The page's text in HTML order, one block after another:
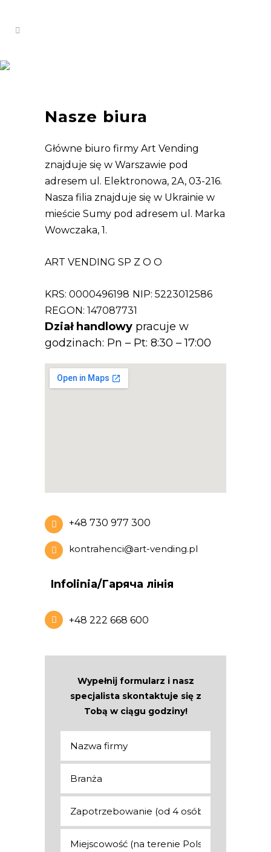
Nasze biura
Główne biuro firmy Art Vending
znajduje się w Warszawie pod
adresem ul. Elektronowa, 2A, 03-216.
Nasza filia znajduje się w Ukrainie w
mieście Sumy pod adresem ul. Marka
Wowczaka, 1.
ART VENDING SP Z O O
KRS: 0000496198 NIP: 5223012586
REGON: 147087731
Dział handlowy pracuje w
godzinach: Pn – Pt: 8:30 – 17:00
+48 730 977 300
kontrahenci@art-vending.pl
Infolinia/Гаряча лінія
+48 222 668 600
Wypełnij formularz i nasz
specjalista skontaktuje się z
Tobą w ciągu godziny!